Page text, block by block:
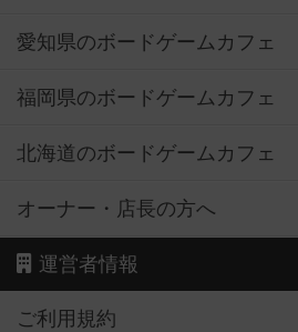
愛知県のボードゲームカフェ
福岡県のボードゲームカフェ
北海道のボードゲームカフェ
オーナー・店長の方へ
運営者情報
ご利用規約